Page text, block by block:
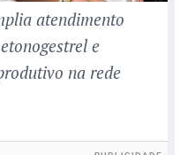
atendimento
e
na rede